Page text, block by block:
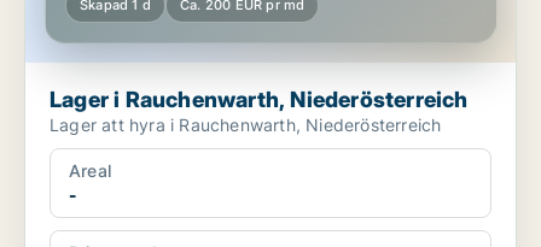
Skapad 1 d Ca. 200 EUR pr md
Lager i Rauchenwarth, Niederösterreich
Lager att hyra i Rauchenwarth, Niederösterreich
Areal
-